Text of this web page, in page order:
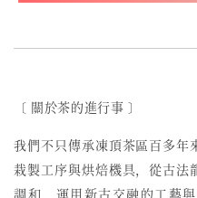
〔 關於茶的進行事 〕
我們不只傳承凍頂茶區百多年
栽製工序與烘焙機具，從古法
調和，運用新古交融的工藝